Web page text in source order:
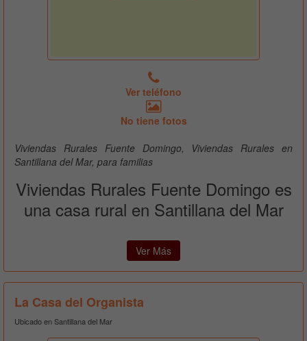
Ver teléfono
No tiene fotos
Viviendas Rurales Fuente Domingo, Viviendas Rurales en
Santillana del Mar, para familias
Viviendas Rurales Fuente Domingo es
una casa rural en Santillana del Mar
Ver Más
La Casa del Organista
Ubicado en Santillana del Mar